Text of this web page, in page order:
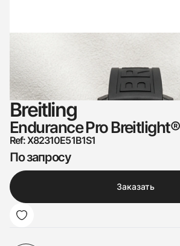
Breitling
Endurance Pro Breitlight®
Ref: X82310E51B1S1
По запросу
Заказать